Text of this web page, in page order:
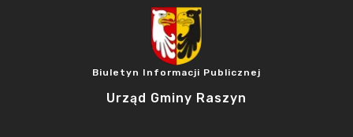
Biuletyn Informacji Publicznej
Urząd Gminy Raszyn